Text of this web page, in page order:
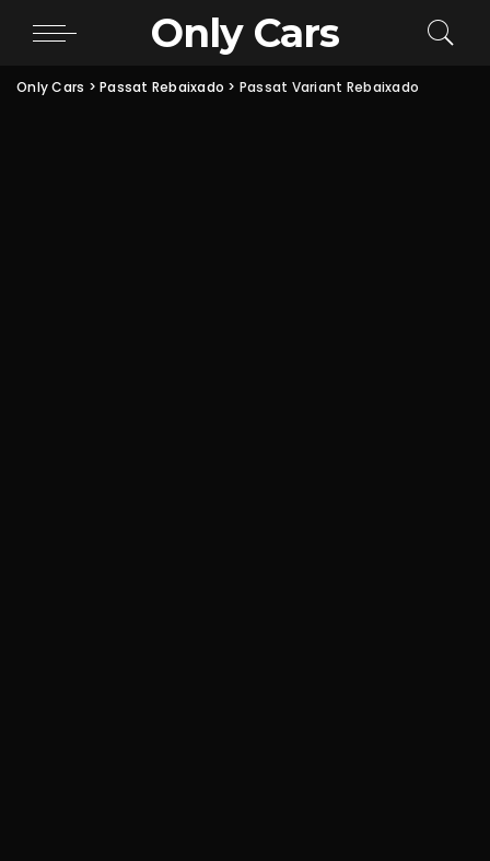
Only Cars
Only Cars >Passat Rebaixado > Passat Variant Rebaixado